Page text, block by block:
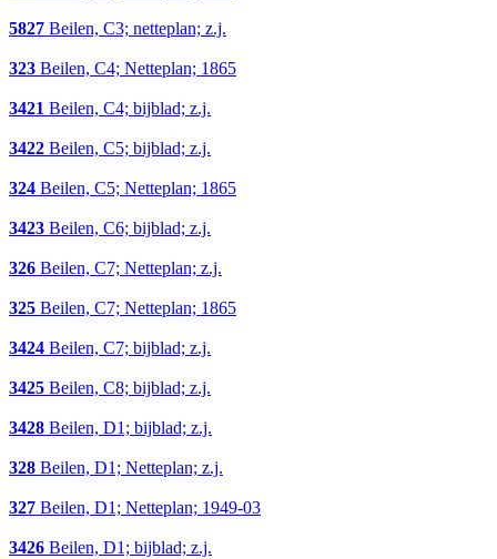
5827 Beilen, C3; netteplan; z.j.
323 Beilen, C4; Netteplan; 1865
3421 Beilen, C4; bijblad; z.j.
3422 Beilen, C5; bijblad; z.j.
324 Beilen, C5; Netteplan; 1865
3423 Beilen, C6; bijblad; z.j.
326 Beilen, C7; Netteplan; z.j.
325 Beilen, C7; Netteplan; 1865
3424 Beilen, C7; bijblad; z.j.
3425 Beilen, C8; bijblad; z.j.
3428 Beilen, D1; bijblad; z.j.
328 Beilen, D1; Netteplan; z.j.
327 Beilen, D1; Netteplan; 1949-03
3426 Beilen, D1; bijblad; z.j.